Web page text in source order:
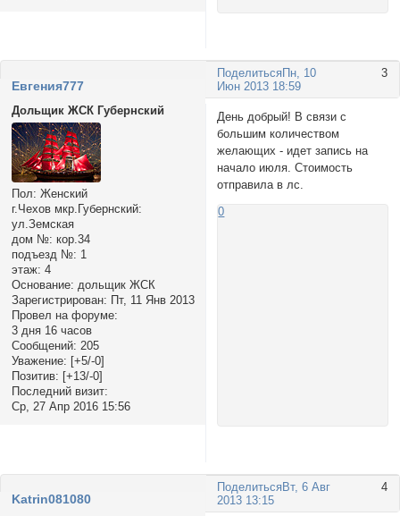
Поделиться 3
Пн, 10
Июн 2013 18:59
Евгения777
Дольщик ЖСК Губернский
Пол: Женский
г.Чехов мкр.Губернский:
ул.Земская
дом №: кор.34
подъезд №: 1
этаж: 4
Основание: дольщик ЖСК
Зарегистрирован: Пт, 11 Янв 2013
Провел на форуме:
3 дня 16 часов
Сообщений: 205
Уважение: [+5/-0]
Позитив: [+13/-0]
Последний визит:
Ср, 27 Апр 2016 15:56
День добрый! В связи с
большим количеством
желающих - идет запись на
начало июля. Стоимость
отправила в лс.
0
Поделиться 4
Вт, 6 Авг
2013 13:15
Katrin081080